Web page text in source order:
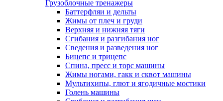
Грузоблочные тренажеры
Баттерфляи и дельты
Жимы от плеч и груди
Верхняя и нижняя тяги
Сгибания и разгибания ног
Сведения и разведения ног
Бицепс и трицепс
Спина, пресс и торс машины
Жимы ногами, гакк и сквот машины
Мультихипы, глют и ягодичные мостики
Голень машины